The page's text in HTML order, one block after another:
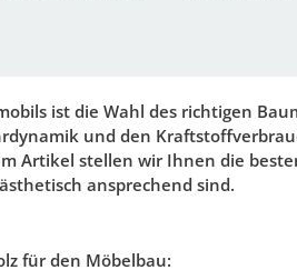
ist die Wahl des richtigen
und den
Artikel stellen wir Ihnen die
ansprechend sind.
für den Möbelbau: